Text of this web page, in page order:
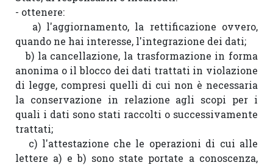
- ottenere:
quando ne hai interesse, l'integrazione dei dati;
   b) la cancellazione, la trasformazione in forma
anonima o il blocco dei dati trattati in violazione
di legge, compresi quelli di cui non è necessaria
la conservazione in relazione agli scopi per i
quali i dati sono stati raccolti o successivamente
trattati;
lettere a) e b) sono state portate a conoscenza,